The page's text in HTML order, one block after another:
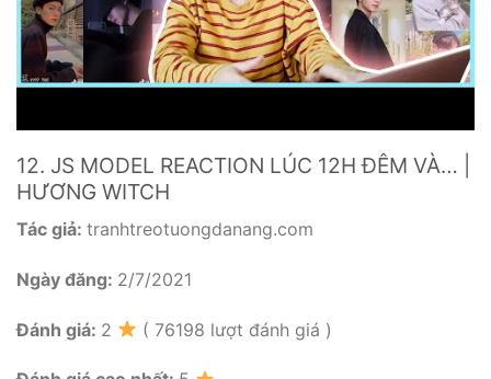
12. JS MODEL REACTION LÚC 12H ĐÊM VÀ… |
HƯƠNG WITCH
Tác giả: tranhtreotuongdanang.com
Ngày đăng: 2/7/2021
Đánh giá: 2 ( 76198 lượt đánh giá )